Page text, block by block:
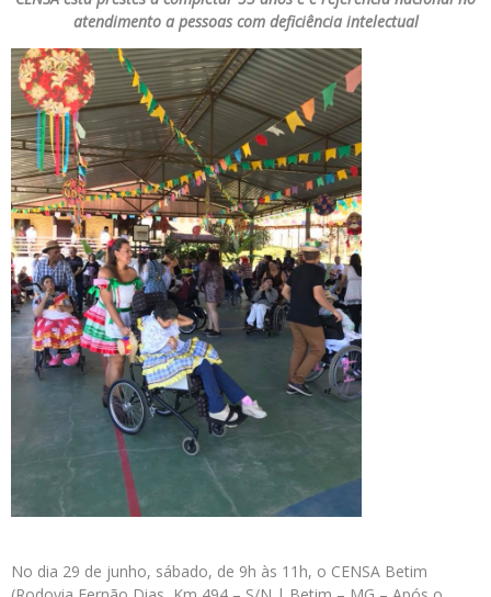
atendimento a pessoas com deficiência intelectual
No dia 29 de junho, sábado, de 9h às 11h, o CENSA Betim